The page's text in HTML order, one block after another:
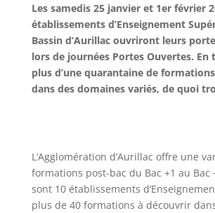
Les samedis 25 janvier et 1er février
établissements d’Enseignement
Bassin d’Aurillac ouvriront leurs
lors de journées Portes Ouvertes. En
plus d’une quarantaine de
dans des domaines variés, de quoi
L’Agglomération d’Aurillac offre une
formations post-bac du Bac +1 au Bac
sont 10 établissements
plus de 40 formations à découvrir